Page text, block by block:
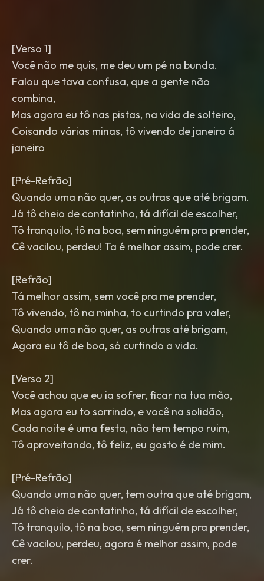
[Verso 1]
Você não me quis, me deu um pé na bunda.
Falou que tava confusa, que a gente não
combina,
Mas agora eu tô nas pistas, na vida de solteiro,
Coisando várias minas, tô vivendo de janeiro á
janeiro
[Pré-Refrão]
Quando uma não quer, as outras que até brigam.
Já tô cheio de contatinho, tá difícil de escolher,
Tô tranquilo, tô na boa, sem ninguém pra prender,
Cê vacilou, perdeu! Ta é melhor assim, pode crer.
[Refrão]
Tá melhor assim, sem você pra me prender,
Tô vivendo, tô na minha, to curtindo pra valer,
Quando uma não quer, as outras até brigam,
Agora eu tô de boa, só curtindo a vida.
[Verso 2]
Você achou que eu ia sofrer, ficar na tua mão,
Mas agora eu to sorrindo, e você na solidão,
Cada noite é uma festa, não tem tempo ruim,
Tô aproveitando, tô feliz, eu gosto é de mim.
[Pré-Refrão]
Quando uma não quer, tem outra que até brigam,
Já tô cheio de contatinho, tá difícil de escolher,
Tô tranquilo, tô na boa, sem ninguém pra prender,
Cê vacilou, perdeu, agora é melhor assim, pode
crer.